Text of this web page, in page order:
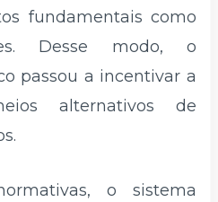
fundamentais como
Desse modo, o
passou a incentivar a
alternativos de
o sistema